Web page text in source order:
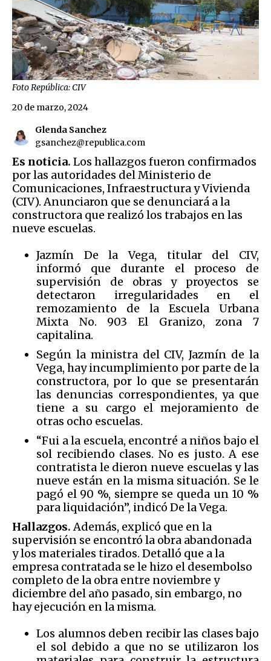
Foto República: CIV
Glenda Sanchez
gsanchez@republica.com
20 de marzo, 2024
Es noticia. Los hallazgos fueron confirmados
por las autoridades del Ministerio de
Comunicaciones, Infraestructura y Vivienda
(CIV). Anunciaron que se denunciará a la
constructora que realizó los trabajos en las
nueve escuelas.
Jazmín De la Vega, titular del CIV,
informó que durante el proceso de
supervisión de obras y proyectos se
detectaron irregularidades en el
remozamiento de la Escuela Urbana
Mixta No. 903 El Granizo, zona 7
capitalina.
Según la ministra del CIV, Jazmín de la
Vega, hay incumplimiento por parte de la
constructora, por lo que se presentarán
las denuncias correspondientes, ya que
tiene a su cargo el mejoramiento de
otras ocho escuelas.
“Fui a la escuela, encontré a niños bajo el
sol recibiendo clases. No es justo. A ese
contratista le dieron nueve escuelas y las
nueve están en la misma situación. Se le
pagó el 90 %, siempre se queda un 10 %
para liquidación”, indicó De la Vega.
Hallazgos. Además, explicó que en la
supervisión se encontró la obra abandonada
y los materiales tirados. Detalló que a la
empresa contratada se le hizo el desembolso
completo de la obra entre noviembre y
diciembre del año pasado, sin embargo, no
hay ejecución en la misma.
Los alumnos deben recibir las clases bajo
el sol debido a que no se utilizaron los